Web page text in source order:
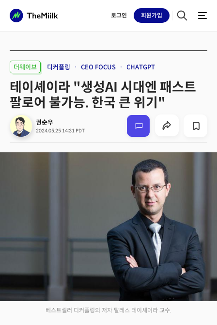
로그인 회원가입
더웨이브 디커플링 CEO FOCUS CHATGPT
테이셰이라 "생성AI 시대엔 패스트
팔로어 불가능. 한국 큰 위기"
권순우
2024.05.25 14:31 PDT
베스트셀러 디커플링의 저자 탈레스 테이셰이라 교수.